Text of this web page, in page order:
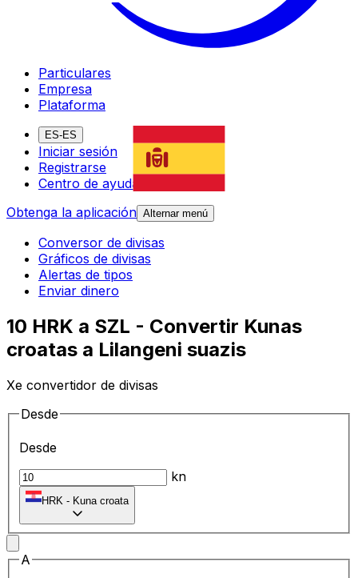
Particulares
Empresa
Plataforma
ES-ES
Iniciar sesión
Registrarse
Centro de ayuda
Obtenga la aplicación Alternar menú
Conversor de divisas
Gráficos de divisas
Alertas de tipos
Enviar dinero
10 HRK a SZL - Convertir Kunas
croatas a Lilangeni suazis
Xe convertidor de divisas
Desde
Desde
kn
HRK - Kuna croata
A